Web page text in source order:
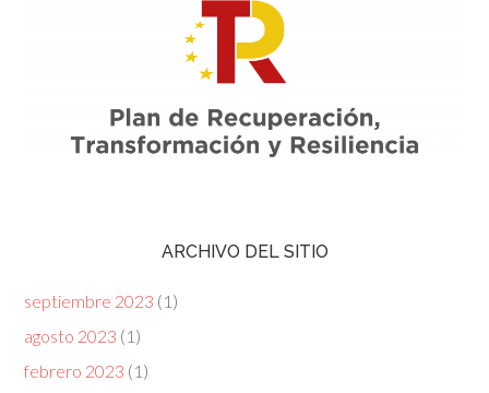
ARCHIVO DEL SITIO
septiembre 2023 (1)
agosto 2023 (1)
febrero 2023 (1)